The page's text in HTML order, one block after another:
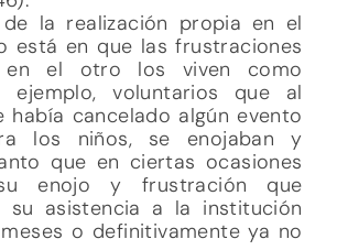
la realización propia en el
está en que las frustraciones
en el otro los viven como
ejemplo, voluntarios que al
había cancelado algún evento
los niños, se enojaban y
que en ciertas ocasiones
enojo y frustración que
su asistencia a la institución
o definitivamente ya no